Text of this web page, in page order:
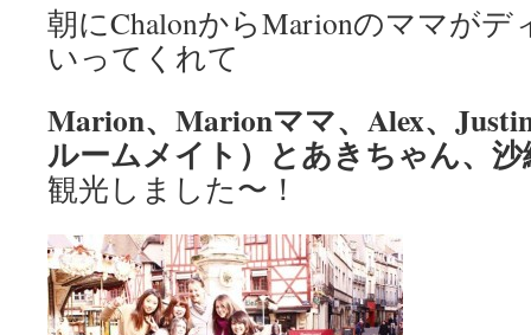
朝にChalonからMarionのママが
いってくれて
Marion、Marionママ、Alex、
ルームメイト）とあきちゃん、沙
観光しました〜！